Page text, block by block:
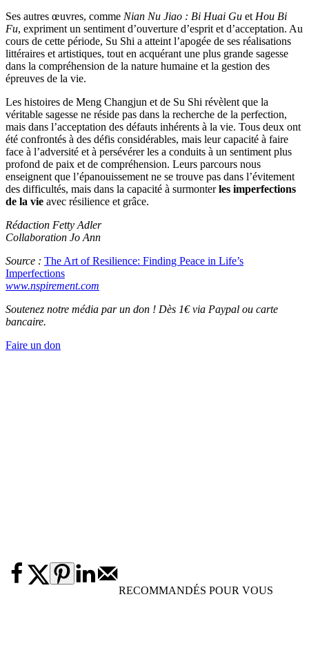
Ses autres œuvres, comme Nian Nu Jiao : Bi Huai Gu et Hou Bi
Fu, expriment un sentiment d’ouverture d’esprit et d’acceptation. Au
cours de cette période, Su Shi a atteint l’apogée de ses réalisations
littéraires et artistiques, tout en acquérant une plus grande sagesse
dans la compréhension de la nature humaine et la gestion des
épreuves de la vie.
Les histoires de Meng Changjun et de Su Shi révèlent que la
véritable sagesse ne réside pas dans la recherche de la perfection,
mais dans l’acceptation des défauts inhérents à la vie. Tous deux ont
été confrontés à des défis considérables, mais leur capacité à faire
face à l’adversité et à persévérer les a conduits à un sentiment plus
profond de paix et de compréhension. Leurs parcours nous
enseignent que l’épanouissement ne se trouve pas dans l’évitement
des difficultés, mais dans la capacité à surmonterles imperfections
de la vie avec résilience et grâce.
Rédaction Fetty Adler
Collaboration Jo Ann
Source : The Art of Resilience: Finding Peace in Life’s
Imperfections
www.nspirement.com
Soutenez notre média par un don ! Dès 1€ via Paypal ou carte
bancaire.
Faire un don
RECOMMANDÉS POUR VOUS